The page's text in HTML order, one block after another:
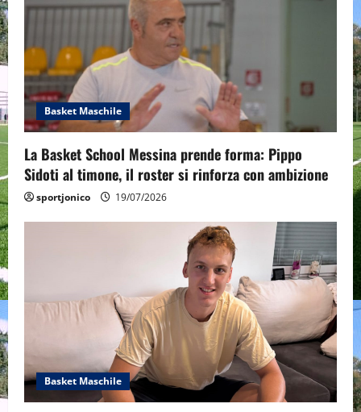
Basket Maschile
La Basket School Messina prende forma: Pippo
Sidoti al timone, il roster si rinforza con ambizione
sportjonico 19/07/2026
Basket Maschile